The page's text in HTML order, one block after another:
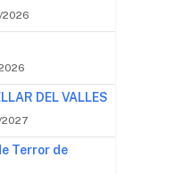
2026
DEL VALLES
2027
Terror de